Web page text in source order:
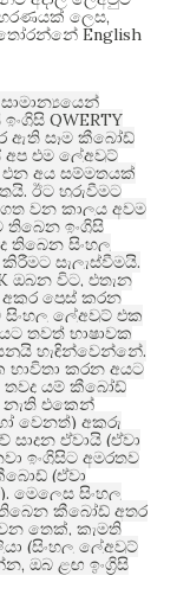
ලෙස,
තෝරන්නේ English
සාමාන්‍යයෙන්
QWERTY
ඇති සෑම කීබෝඩ්
අප එම ලේඅවුට්
අය සම්මතයක්
. ඊට හුරුවීමට
වන කාලය අවම
තිබෙන ඉංග්‍රිසි
තිබෙන සිංහල
සැලැස්වීමයි.
ඔබන විට, එතැන
අකුර ප්‍රෙස් කරන
සිංහල ලේඅවුට් එක
තවත් භාෂාවක
හැඳින්වෙන්නේ.
භාවිතා කරන අයට
තවද යම් කීබෝඩ්
නැති එකෙන්
වෙනත්) අකුරු
ඒවායි (ඒවා
ඉංග්‍රිසිට අමරතව
(ඒවා
). මෙලෙස සිංහල
තිබෙන කීබෝඩ් අතර
තෙක්, කැමති
(සිංහල ලේඅවුට්
, ඔබ ළඟ ඉංග්‍රිසි